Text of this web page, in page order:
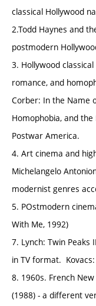
classical Hollywood
2.Todd Haynes and
postmodern
3. Hollywood
romance, and
Corber: In the Name
Homophobia, and
Postwar America.
4. Art cinema and
Michelangelo
modernist genres
5. POstmodern
With Me, 1992)
7. Lynch: Twin Peaks
in TV format.
8. 1960s. French
(1988) - a different